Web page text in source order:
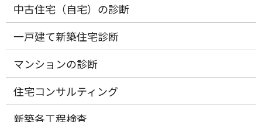
中古住宅（自宅）の診断
一戸建て新築住宅診断
マンションの診断
住宅コンサルティング
新築各工程検査